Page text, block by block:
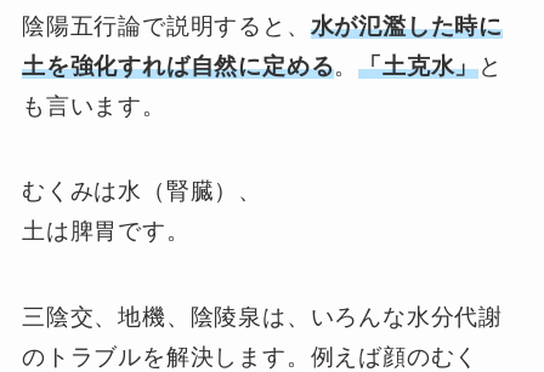
陰陽五行論で説明すると、 水が氾濫した時に
土を強化すれば自然に定める。「土克水」と
も言います。
むくみは水（腎臓）、
土は脾胃です。
三陰交、地機、陰陵泉は、いろんな水分代謝
のトラブルを解決します。例えば顔のむく